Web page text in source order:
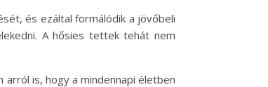
és ezáltal formálódik a jövőbeli
A hősies tettek tehát nem
arról is, hogy a mindennapi életben